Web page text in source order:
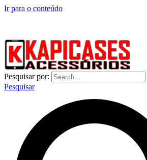
Ir para o conteúdo
Pesquisar por:
Pesquisar